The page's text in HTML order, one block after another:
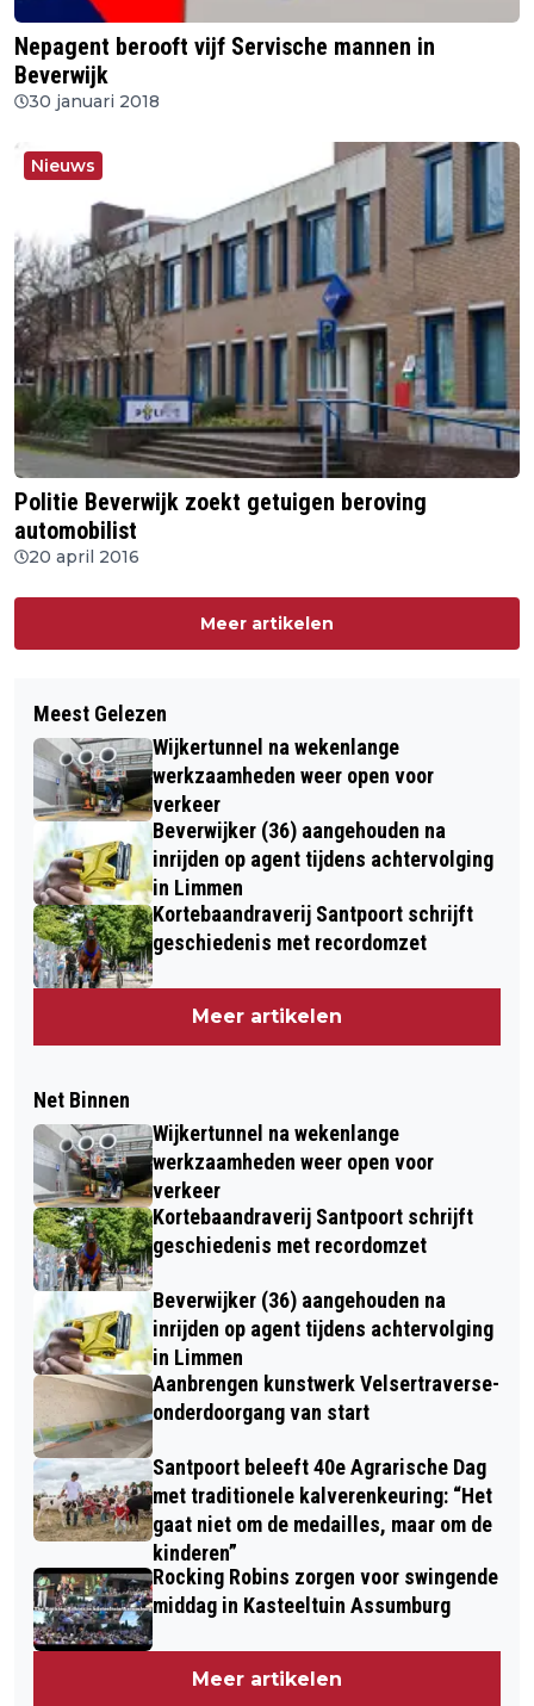
Nepagent berooft vijf Servische mannen in
Beverwijk
30 januari 2018
Nieuws
Politie Beverwijk zoekt getuigen beroving
automobilist
20 april 2016
Meer artikelen
Meest Gelezen
Wijkertunnel na wekenlange
werkzaamheden weer open voor
verkeer
Beverwijker (36) aangehouden na
inrijden op agent tijdens achtervolging
in Limmen
Kortebaandraverij Santpoort schrijft
geschiedenis met recordomzet
Meer artikelen
Net Binnen
Wijkertunnel na wekenlange
werkzaamheden weer open voor
verkeer
Kortebaandraverij Santpoort schrijft
geschiedenis met recordomzet
Beverwijker (36) aangehouden na
inrijden op agent tijdens achtervolging
in Limmen
Aanbrengen kunstwerk Velsertraverse-
onderdoorgang van start
Santpoort beleeft 40e Agrarische Dag
met traditionele kalverenkeuring: “Het
gaat niet om de medailles, maar om de
kinderen”
Rocking Robins zorgen voor swingende
middag in Kasteeltuin Assumburg
Meer artikelen